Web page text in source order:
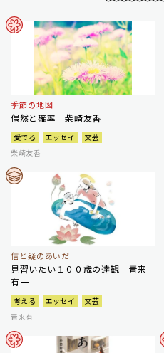
季節の地図
偶然と確率 柴崎友香
愛でる エッセイ
文芸
柴崎友香
信と疑のあいだ
見習いたい１００歳の達観 青来
有一
考える エッセイ
文芸
青来有一